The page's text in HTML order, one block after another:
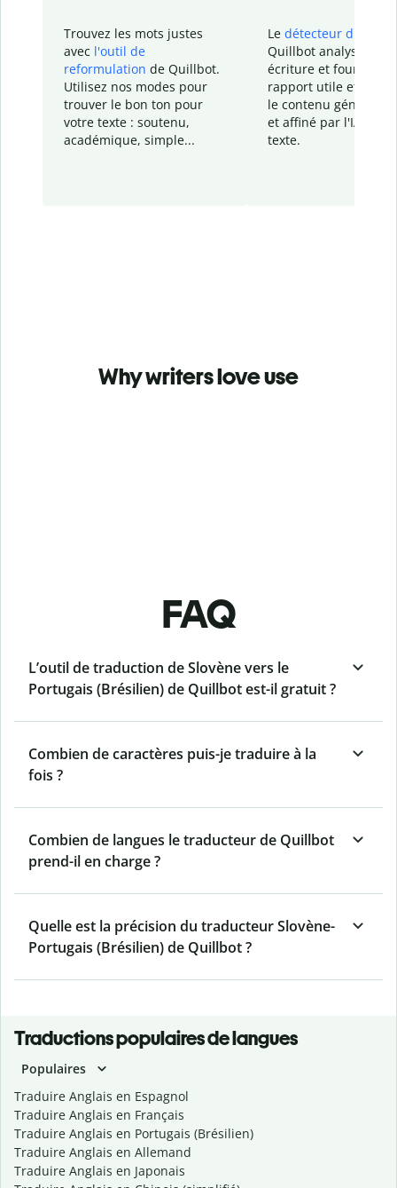
Trouvez les mots justes
avec l'outil de
reformulation de Quillbot.
Utilisez nos modes pour
trouver le bon ton pour
votre texte : soutenu,
académique, simple...
Le détecteur d'IA
Quillbot analyse votre
écriture et fournit un
rapport utile et
le contenu généré
et affiné par l'IA
texte.
Why writers love use
FAQ
L’outil de traduction de Slovène vers le
Portugais (Brésilien) de Quillbot est-il gratuit ?
Combien de caractères puis-je traduire à la
fois ?
Combien de langues le traducteur de Quillbot
prend-il en charge ?
Quelle est la précision du traducteur Slovène-
Portugais (Brésilien) de Quillbot ?
Traductions populaires de langues
Populaires
Traduire Anglais en Espagnol
Traduire Anglais en Français
Traduire Anglais en Portugais (Brésilien)
Traduire Anglais en Allemand
Traduire Anglais en Japonais